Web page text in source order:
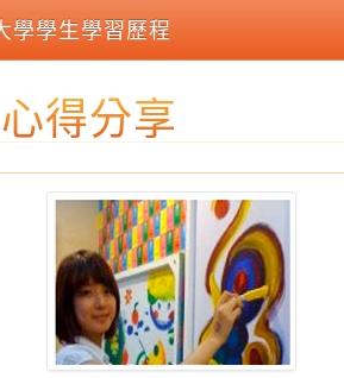
學學生學習歷程
心得分享